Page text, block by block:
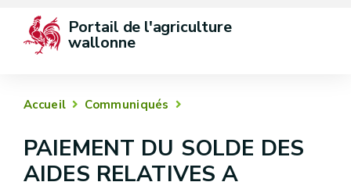
Portail de l'agriculture
wallonne
Accueil Communiqués
PAIEMENT DU SOLDE DES
AIDES RELATIVES A